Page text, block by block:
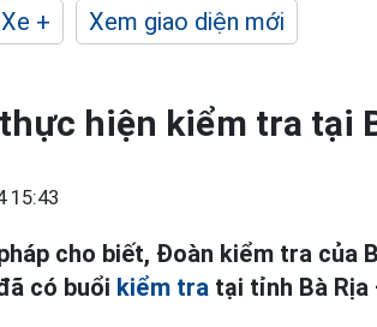
Xe + Xem giao diện mới
hiện kiểm tra tại
15:43
cho biết, Đoàn kiểm tra của
có buổi kiểm tra tại tỉnh Bà Rịa